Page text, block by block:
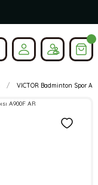
VICTOR Badminton Spor